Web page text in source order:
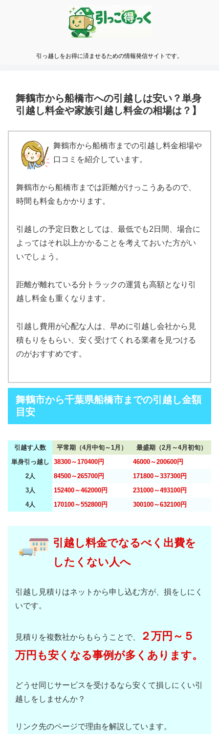
引っ越しをお得に済ませるための情報発信サイトです。
舞鶴市から船橋市への引越しは安い？単身
引越し料金や家族引越し料金の相場は？】
舞鶴市から船橋市までの引越し料金相場や
口コミを紹介しています。
舞鶴市から船橋市までは距離がけっこうあるので、
時間も料金もかかります。
引越しの予定日数としては、最低でも2日間、場合に
よってはそれ以上かかることを考えておいた方がい
いでしょう。
距離が離れている分トラックの運賃も高額となり引
越し料金も重くなります。
引越し費用が心配な人は、早めに引越し会社から見
積もりをもらい、安く受けてくれる業者を見つける
のがおすすめです。
舞鶴市から千葉県船橋市までの引越し金額
目安
引越す人数 平常期（4月中旬～1月）
最盛期（2月～4月初旬）
単身引っ越し
38300～170400円
46000～200600円
2人
84500～265700円
171800～337300円
3人
152400～462000円
231000～493100円
4人
170100～552800円 300100～632100円
引越し料金でなるべく出費を
したくない人へ
引越し見積りはネットから申し込む方が、損をしにく
いです。
見積りを複数社からもらうことで、
２万円～５
万円も安くなる事例が多くあります。
どうせ同じサービスを受けるなら安くて損しにくい引
越しをしませんか？
リンク先のページで理由を解説しています。